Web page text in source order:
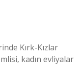
Kırk-Kızlar
kadın evliyalar